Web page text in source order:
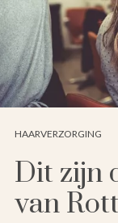
HAARVERZORGING
Dit zijn
van